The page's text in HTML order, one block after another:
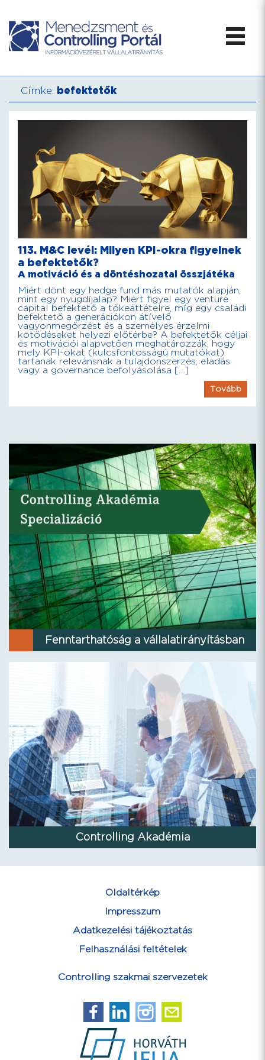
Címke: befektetők
113. M&C levél: Milyen KPI-okra figyelnek
a befektetők?
A motiváció és a döntéshozatal összjátéka
Miért dönt egy hedge fund más mutatók alapján,
mint egy nyugdíjalap? Miért figyel egy venture
capital befektető a tőkeáttételre, míg egy családi
befektető a generációkon átívelő
vagyonmegőrzést és a személyes érzelmi
kötődéseket helyezi előtérbe? A befektetők céljai
és motivációi alapvetően meghatározzák, hogy
mely KPI-okat (kulcsfontosságú mutatókat)
tartanak relevánsnak a tulajdonszerzés, eladás
vagy a governance befolyásolása […]
Tovább
Fenntarthatóság a vállalatirányításban
Controlling Akadémia
Oldaltérkép
Impresszum
Adatkezelési tájékoztatás
Felhasználási feltételek
Controlling szakmai szervezetek